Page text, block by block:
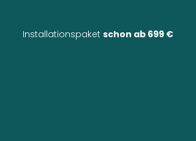
Installationspaket schon ab 699 €